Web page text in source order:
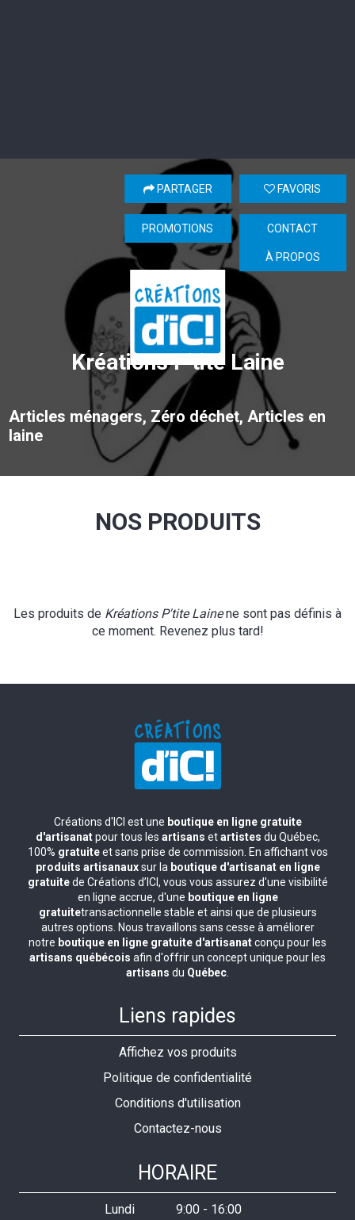
Kréations P'tite Laine
Articles ménagers, Zéro déchet, Articles en
laine
FAVORIS
PARTAGER
CONTACT
PROMOTIONS
À PROPOS
NOS PRODUITS
Les produits de Kréations P'tite Lainene sont pas définis à
ce moment. Revenez plus tard!
Créations d'ICI est une boutique en ligne gratuite
d'artisanatpour tous les artisans etartistes du Québec,
100% gratuiteet sans prise de commission. En affichant vos
produits artisanauxsur la boutique d'artisanat en ligne
gratuitede Créations d’ICI, vous vous assurez d'une visibilité
en ligne accrue, d'une boutique en ligne
gratuitetransactionnelle stable et ainsi que de plusieurs
autres options. Nous travaillons sans cesse à améliorer
notre boutique en ligne gratuite d'artisanatconçu pour les
artisans québécois afin d'offrir un concept unique pour les
artisans du Québec
Liens rapides
Affichez vos produits
Politique de confidentialité
Conditions d'utilisation
Contactez-nous
HORAIRE
Lundi 9:00- 16:00